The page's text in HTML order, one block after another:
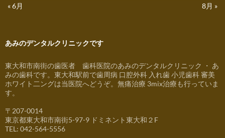
« 6月
8月 »
あみのデンタルクリニックです
東大和市南街の歯医者 歯科医院のあみのデンタルクリニック ・ あ
みの歯科です。東大和駅前で歯周病 口腔外科 入れ歯 小児歯科 審美
ホワイト二ングは当医院へどうぞ。無痛治療 3mix治療も行っていま
す。
〒207-0014
東京都東大和市南街5-97-9 ドミネント東大和２F
TEL: 042-564-5556